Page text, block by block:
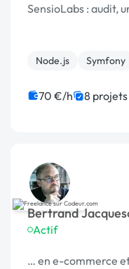
SensioLabs : audit,
Node.js Symfony
70 €/h 8
Bertrand
Actif
… en e-commerce